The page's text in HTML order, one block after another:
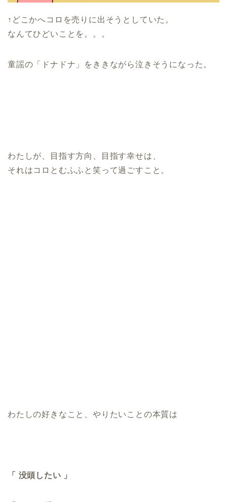
↑どこかへコロを売りに出そうとしていた。
なんてひどいことを。。。
童謡の「ドナドナ」をききながら泣きそうになった。
わたしが、目指す方向、目指す幸せは、
それはコロとむふふと笑って過ごすこと。
わたしの好きなこと、やりたいことの本質は
「 没頭したい 」